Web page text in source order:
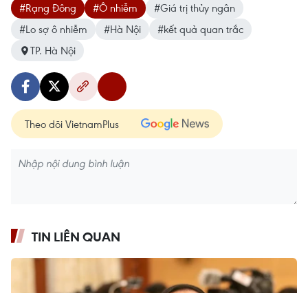
#Rạng Đông #Ô nhiễm
#Giá trị thủy ngân
#Lo sợ ô nhiễm
#Hà Nội
#kết quả quan trắc
TP. Hà Nội
Theo dõi VietnamPlus
TIN LIÊN QUAN